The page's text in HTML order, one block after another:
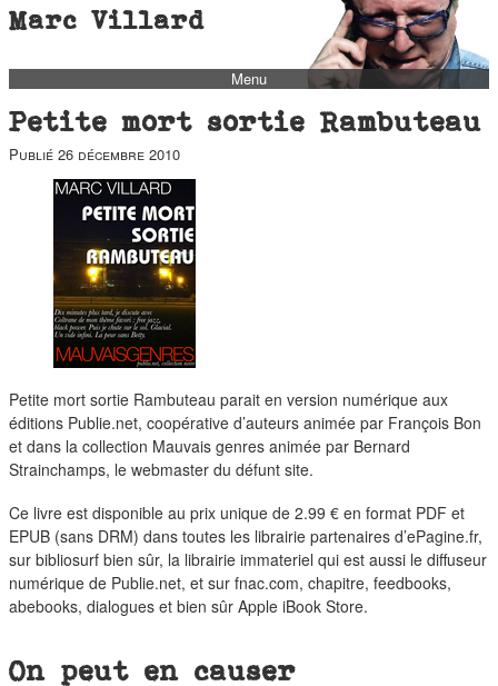
Marc Villard
Menu
bio
famille
blog
short stories
Petite mort sortie Rambuteau
Publié 26 décembre 2010
Petite mort sortie Rambuteau parait en version numérique aux
éditions Publie.net, coopérative d’auteurs animée par François Bon
et dans la collection Mauvais genres animée par Bernard
Strainchamps, le webmaster du défunt site.
Ce livre est disponible au prix unique de 2.99 € en format PDF et
EPUB (sans DRM) dans toutes les librairie partenaires d’ePagine.fr,
sur bibliosurf bien sûr, la librairie immateriel qui est aussi le diffuseur
numérique de Publie.net, et sur fnac.com, chapitre, feedbooks,
abebooks, dialogues et bien sûr Apple iBook Store.
On peut en causer